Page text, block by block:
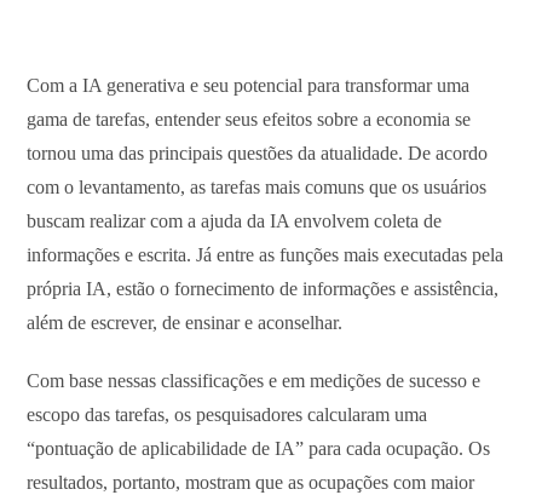
Com a IA generativa e seu potencial para transformar uma
gama de tarefas, entender seus efeitos sobre a economia se
tornou uma das principais questões da atualidade. De acordo
com o levantamento, as tarefas mais comuns que os usuários
buscam realizar com a ajuda da IA envolvem coleta de
informações e escrita. Já entre as funções mais executadas pela
própria IA, estão o fornecimento de informações e assistência,
além de escrever, de ensinar e aconselhar.
Com base nessas classificações e em medições de sucesso e
escopo das tarefas, os pesquisadores calcularam uma
“pontuação de aplicabilidade de IA” para cada ocupação. Os
resultados, portanto, mostram que as ocupações com maior